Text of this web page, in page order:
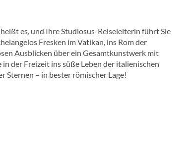
es, und Ihre Studiosus-Reiseleiterin führt Sie
Fresken im Vatikan, ins Rom der
Ausblicken über ein Gesamtkunstwerk mit
der Freizeit ins süße Leben der italienischen
Sternen – in bester römischer Lage!